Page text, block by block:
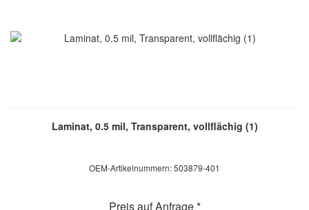
Laminat, 0.5 mil, Transparent, vollflächig (1)
OEM-Artikelnummern: 503879-401
Preis auf Anfrage *